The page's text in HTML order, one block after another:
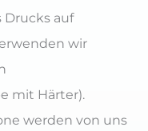
Drucks auf
wir
mit Härter).
werden von uns